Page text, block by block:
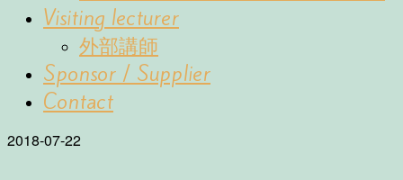
Visiting lecturer
外部講師
Sponsor / Supplier
Contact
2018-07-22